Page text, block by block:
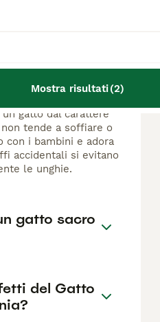
Mostra risultati(2)
graffia?
gatto dal carattere
tende a soffiare o
con i bambini e adora
accidentali si evitano
le unghie.
gatto sacro
del Gatto